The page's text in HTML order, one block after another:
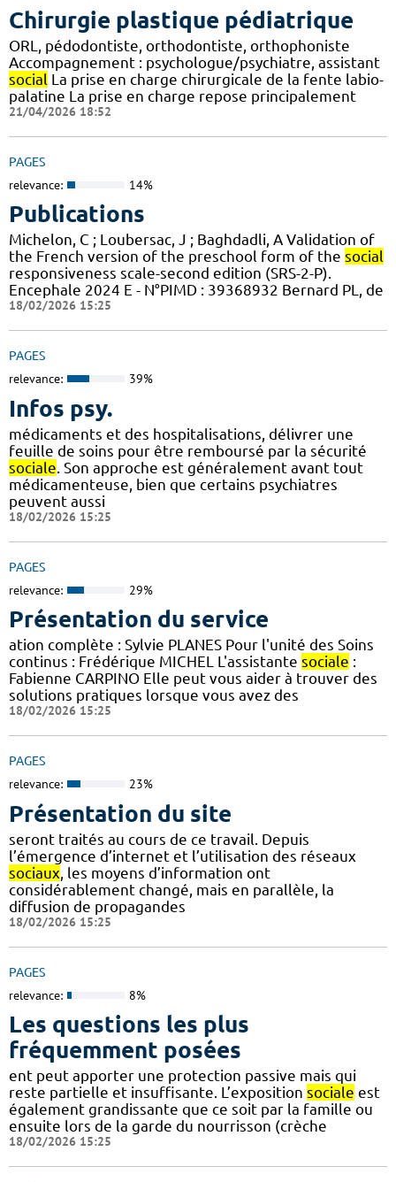
Chirurgie plastique pédiatrique
ORL, pédodontiste, orthodontiste, orthophoniste
Accompagnement : psychologue/psychiatre, assistant
social La prise en charge chirurgicale de la fente labio-
palatine La prise en charge repose principalement
21/04/2026 18:52
PAGES
relevance: 14%
Publications
Michelon, C ; Loubersac, J ; Baghdadli, A Validation of
the French version of the preschool form of the social
responsiveness scale-second edition (SRS-2-P).
Encephale 2024 E - N°PIMD : 39368932 Bernard PL, de
18/02/2026 15:25
PAGES
relevance: 39%
Infos psy.
médicaments et des hospitalisations, délivrer une
feuille de soins pour être remboursé par la sécurité
sociale . Son approche est généralement avant tout
médicamenteuse, bien que certains psychiatres
peuvent aussi
18/02/2026 15:25
PAGES
relevance: 29%
Présentation du service
ation complète : Sylvie PLANES Pour l'unité des Soins
continus : Frédérique MICHEL L'assistante sociale :
Fabienne CARPINO Elle peut vous aider à trouver des
solutions pratiques lorsque vous avez des
18/02/2026 15:25
PAGES
relevance: 23%
Présentation du site
seront traités au cours de ce travail. Depuis
l’émergence d’internet et l’utilisation des réseaux
sociaux , les moyens d’information ont
considérablement changé, mais en parallèle, la
diffusion de propagandes
18/02/2026 15:25
PAGES
relevance: 8%
Les questions les plus
fréquemment posées
ent peut apporter une protection passive mais qui
reste partielle et insuffisante. L’exposition sociale est
également grandissante que ce soit par la famille ou
ensuite lors de la garde du nourrisson (crèche
18/02/2026 15:25